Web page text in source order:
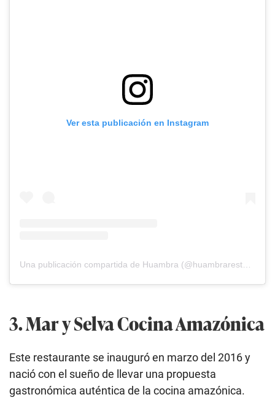
Ver esta publicación en Instagram
3. Mar y Selva Cocina Amazónica
Este restaurante se inauguró en marzo del 2016 y
nació con el sueño de llevar una propuesta
gastronómica auténtica de la cocina amazónica.